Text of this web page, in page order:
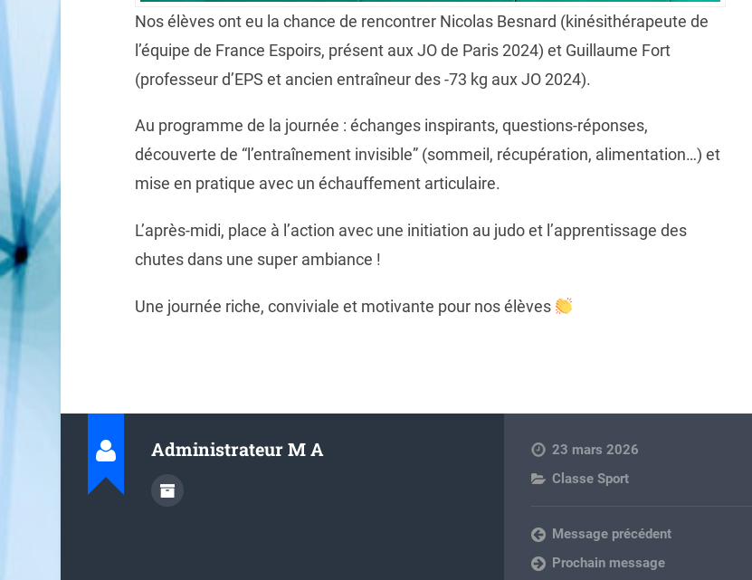
Nosélèves ont eu la chance de rencontrer Nicolas Besnard (kinésithérapeute de
l’équipe de France Espoirs, présent aux JO de Paris 2024) et Guillaume Fort
(professeur d’EPS et ancien entraîneur des -73 kg aux JO 2024).
Au programme de la journée : échanges inspirants, questions-réponses,
découverte de “l’entraînement invisible” (sommeil, récupération, alimentation…) et
mise en pratique avec un échauffement articulaire.
L’après-midi, place à ’action avec une initiation au judo et l ’apprentissage des
chutes dans une super ambiance !
Une journée riche, conviviale et motivante pour nosé èves
Administrateur M A
23 mars 2026
Classe Sport
Message précédent
Prochain message